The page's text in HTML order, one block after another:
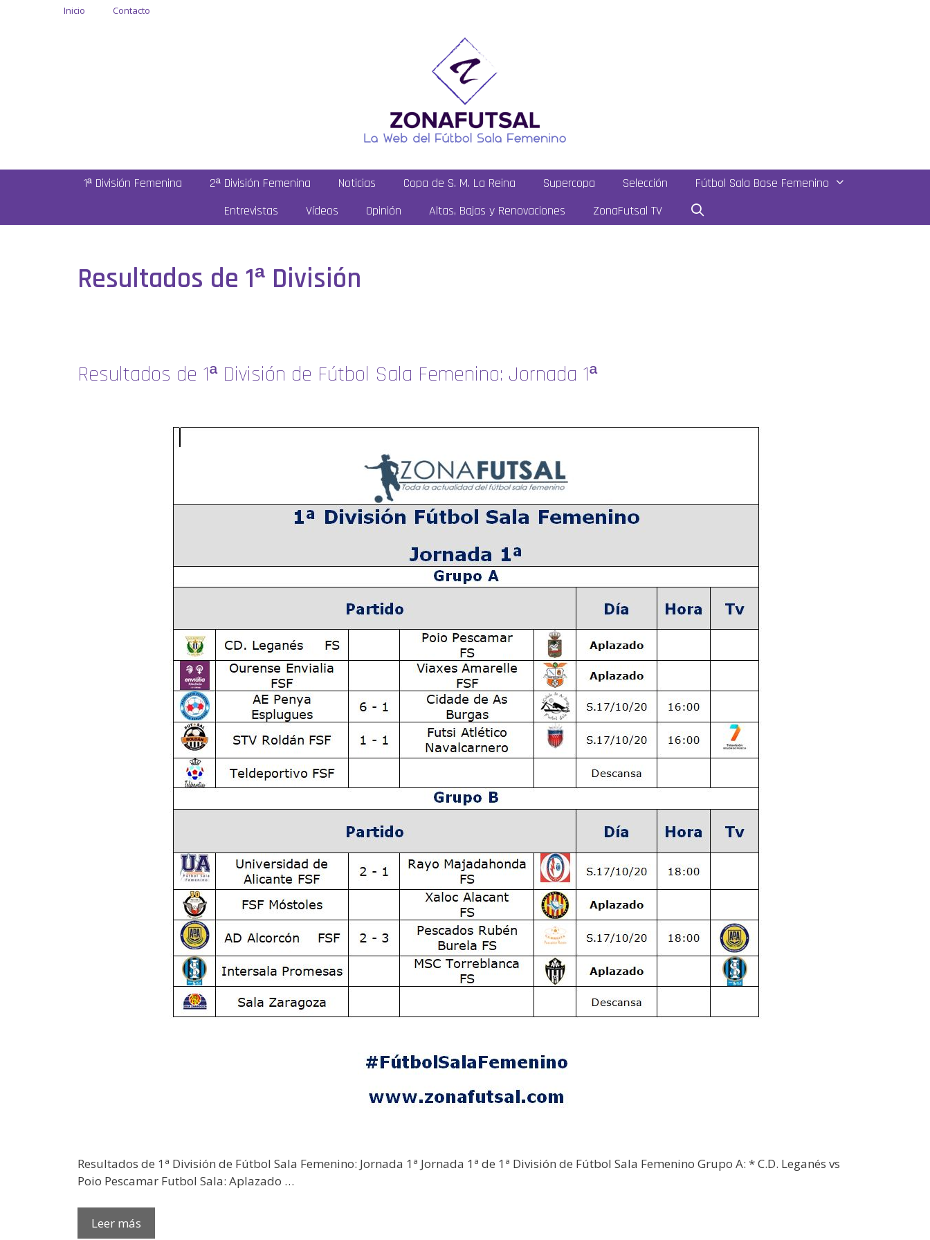
Inicio Contacto
1ª División Femenina 2ª División Femenina Noticias Copa de S. M. La Reina Supercopa Selección
Fútbol Sala Base Femenino
Entrevistas
Vídeos Opinión Altas, Bajas y Renovaciones ZonaFutsal TV
Resultados de 1ª División
Resultados de 1ª División de Fútbol Sala Femenino: Jornada 1ª
Resultados de 1ª División de Fútbol Sala Femenino: Jornada 1ª Jornada 1ª de 1ª División de Fútbol Sala Femenino Grupo A: * C.D. Leganés vs
Poio Pescamar Futbol Sala: Aplazado …
Leer más